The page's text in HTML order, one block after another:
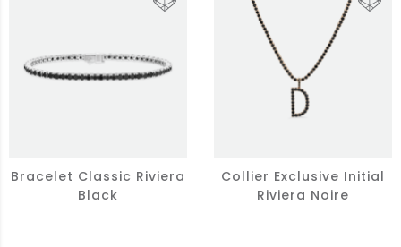
Bracelet Classic Riviera
Black
Collier Exclusive Initial
Riviera Noire